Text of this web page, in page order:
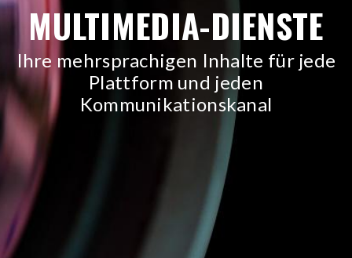
MULTIMEDIA-DIENSTE
Ihre mehrsprachigen Inhalte für jede
Plattform und jeden
Kommunikationskanal